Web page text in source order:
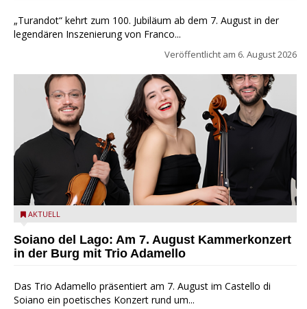
„Turandot“ kehrt zum 100. Jubiläum ab dem 7. August in der
legendären Inszenierung von Franco...
Veröffentlicht am 6. August 2026
Trio Adamello
AKTUELL
Soiano del Lago: Am 7. August Kammerkonzert
in der Burg mit Trio Adamello
Das Trio Adamello präsentiert am 7. August im Castello di
Soiano ein poetisches Konzert rund um...